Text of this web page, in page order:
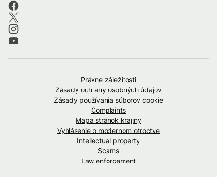
Právne záležitosti
Zásady ochrany osobných údajov
Zásady používania súborov cookie
Complaints
Mapa stránok krajiny
Vyhlásenie o modernom otroctve
Intellectual property
Scams
Law enforcement